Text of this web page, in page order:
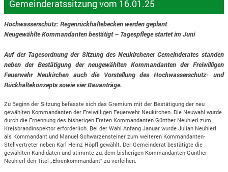
Gemeinderatssitzung vom 16.01.25
Hochwasserschutz: Regenrückhaltebecken werden geplant
Neugewählte Kommandanten bestätigt – Tagespflege startet im Juni
Auf der Tagesordnung der Sitzung des Neukirchener Gemeinderates standen
neben der Bestätigung der neugewählten Kommandanten der Freiwilligen
Feuerwehr Neukirchen auch die Vorstellung des Hochwasserschutz- und
Rückhaltekonzepts sowie vier Bauanträge.
Zu Beginn der Sitzung befasste sich das Gremium mit der Bestätigung der neu
gewählten Kommandanten der Freiwilligen Feuerwehr Neukirchen. Die Neuwahl wurde
durch die Ernennung des bisherigen Ersten Kommandanten Günther Neuhierl zum
Kreisbrandinspektor erforderlich. Bei der Wahl Anfang Januar wurde Julian Neuhierl
als Kommandant und Manuel Schwarzensteiner zum weiteren Kommandanten-
Stellvertreter neben Karl Heinz Höpfl gewählt. Der Gemeinderat bestätigte die
gewählten Kandidaten und stimmte zu, dem bisherigen Kommandanten Günther
Neuhierl den Titel „Ehrenkommandant“ zu verleihen.